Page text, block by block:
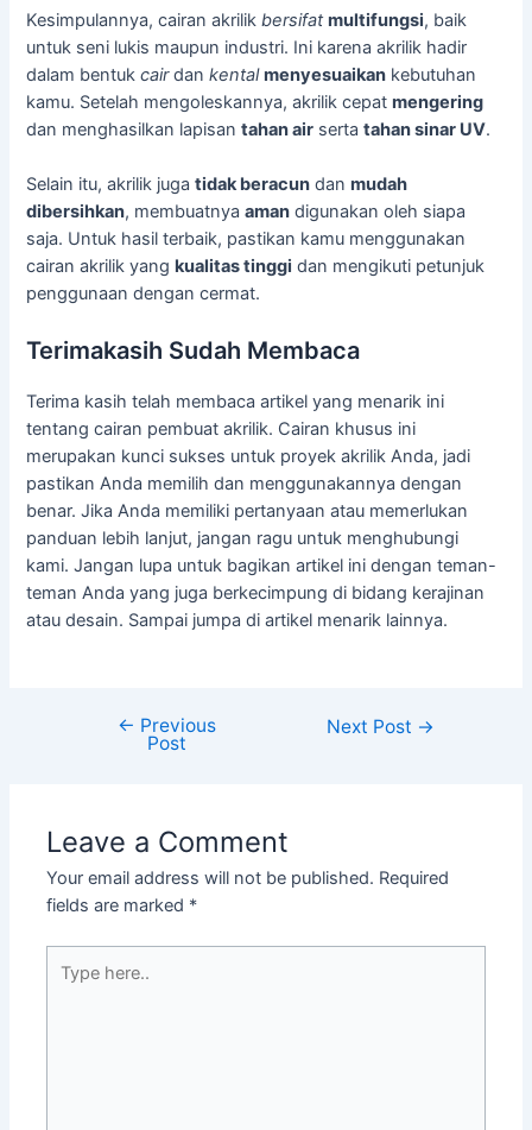
Kesimpulannya, cairan akrilikbersifat multifungsi, baik
untuk seni lukis maupun industri. Ini karena akrilik hadir
dalam bentukcairdankental menyesuaikan kebutuhan
kamu. Setelah mengoleskannya, akrilik cepatmengering
dan menghasilkan lapisantahan air sertatahan sinar UV.
Selain itu, akrilik jugatidak beracun danmudah
dibersihkan, membuatnyaaman digunakan oleh siapa
saja. Untuk hasil terbaik, pastikan kamu menggunakan
cairan akrilik yang kualitas tinggi dan mengikuti petunjuk
penggunaan dengan cermat.
Terimakasih Sudah Membaca
Terima kasih telah membaca artikel yang menarik ini
tentang cairan pembuat akrilik. Cairan khusus ini
merupakan kunci sukses untuk proyek akrilik Anda, jadi
pastikan Anda memilih dan menggunakannya dengan
benar. Jika Anda memiliki pertanyaan atau memerlukan
panduan lebih lanjut, jangan ragu untuk menghubungi
kami. Jangan lupa untuk bagikan artikel ini dengan teman-
teman Anda yang juga berkecimpung di bidang kerajinan
atau desain. Sampai jumpa di artikel menarik lainnya.
← Previous
Post
Next Post →
Leave a Comment
Your email address will not be published. Required
fields are marked *
here..